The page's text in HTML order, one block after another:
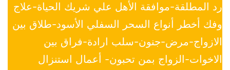
رد المطلقة-موافقة الأهل علي شريك الحياة-علاج
وفك أخطر أنواع السحر السفلي الأسود-طلاق بين
الازواج-مرض-جنون-سلب ارادة-فراق بين
الاخوات-الزواج بمن تحبون- أعمال استنزال